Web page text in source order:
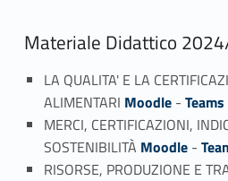
Materiale Didattico
LA QUALITA' E LA
ALIMENTARI Moodle- Teams
MERCI, CERTIFICAZIONI,
SOSTENIBILITÀ Moodle-
RISORSE, PRODUZIONE E